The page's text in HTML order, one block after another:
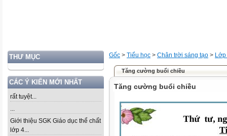
THƯ MỤC
CÁC Ý KIẾN MỚI NHẤT
rất tuyệt...
...
Giới thiệu SGK Giáo dục thể chất
lớp 4...
Gốc > Tiểu học > Chân trời sáng tạo >
Tăng cường buổi chiều
Tăng cường buổi chiều